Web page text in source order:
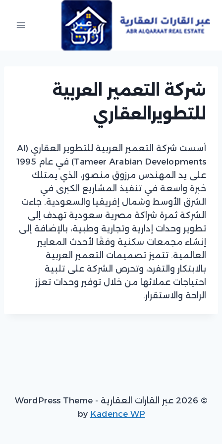
content
شركة التعمير العربية
للتطويرالعقاري
أسست شركة التعمير العربية للتطوير العقاري (Al
Tameer Arabian Developments) في عام 1995
على يد المهندس مرزوق منصور، الذي يمتلك
خبرة واسعة في تنفيذ المشاريع الكبرى في
الشرق الأوسط وشمال إفريقيا والسعودية. جاءت
الشركة ثمرة شراكة مصرية سعودية تهدف إلى
تطوير وحدات إدارية وتجارية وطبية، بالإضافة إلى
إنشاء مجمعات سكنية وفقًا لأحدث المعايير
العالمية. تتميز تصميمات التعمير العربية
بالابتكار والتفرد، وتحرص الشركة على تلبية
احتياجات عملائها من خلال توفير وحدات تعزز
الراحة والاستقرار.
© 2026 عبر القارات العقارية - WordPress Theme
by Kadence WP